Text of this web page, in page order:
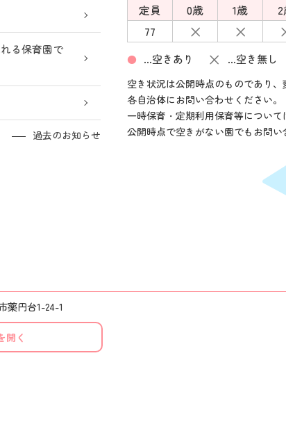
る保育園で
過去のお知らせ
定員 0歳 1歳
77
× ×
● …空きあり × …空き無し
空き状況は公開時点のものであり
各自治体にお問い合わせください。
一時保育・定期利用保育等について
公開時点で空きがない園でもお問い
薬円台1-24-1
開く